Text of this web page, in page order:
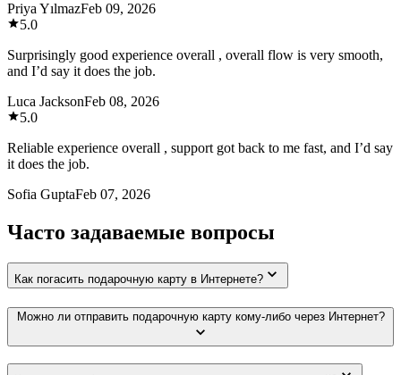
Priya YılmazFeb 09, 2026
5.0
Surprisingly good experience overall , overall flow is very smooth,
and I’d say it does the job.
Luca JacksonFeb 08, 2026
5.0
Reliable experience overall , support got back to me fast, and I’d say
it does the job.
Sofia GuptaFeb 07, 2026
Часто задаваемые вопросы
Как погасить подарочную карту в Интернете?
Можно ли отправить подарочную карту кому-либо через Интернет?